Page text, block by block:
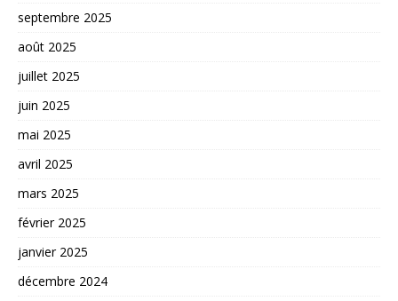
septembre 2025
août 2025
juillet 2025
juin 2025
mai 2025
avril 2025
mars 2025
février 2025
janvier 2025
décembre 2024